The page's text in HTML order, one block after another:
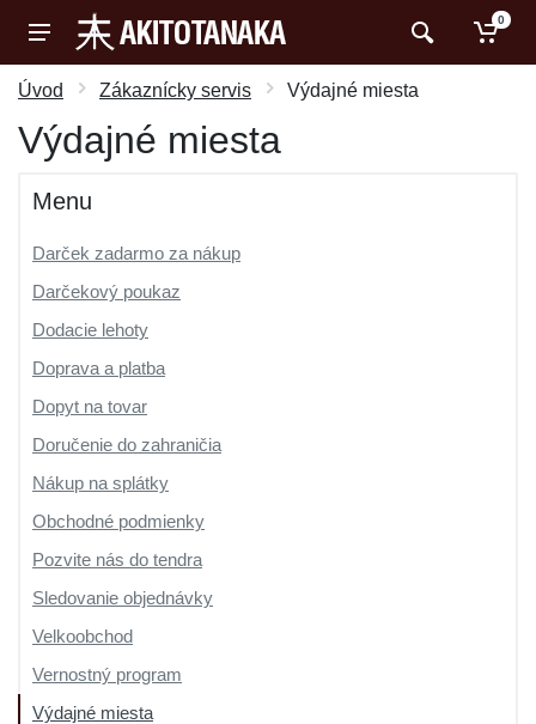
0
Úvod Zákaznícky servis Výdajné miesta
Výdajné miesta
Menu
Darček zadarmo za nákup
Darčekový poukaz
Dodacie lehoty
Doprava a platba
Dopyt na tovar
Doručenie do zahraničia
Nákup na splátky
Obchodné podmienky
Pozvite nás do tendra
Sledovanie objednávky
Velkoobchod
Vernostný program
Výdajné miesta